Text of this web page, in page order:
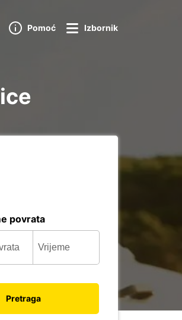
Pomoć Izbornik
povrata
Pretraga